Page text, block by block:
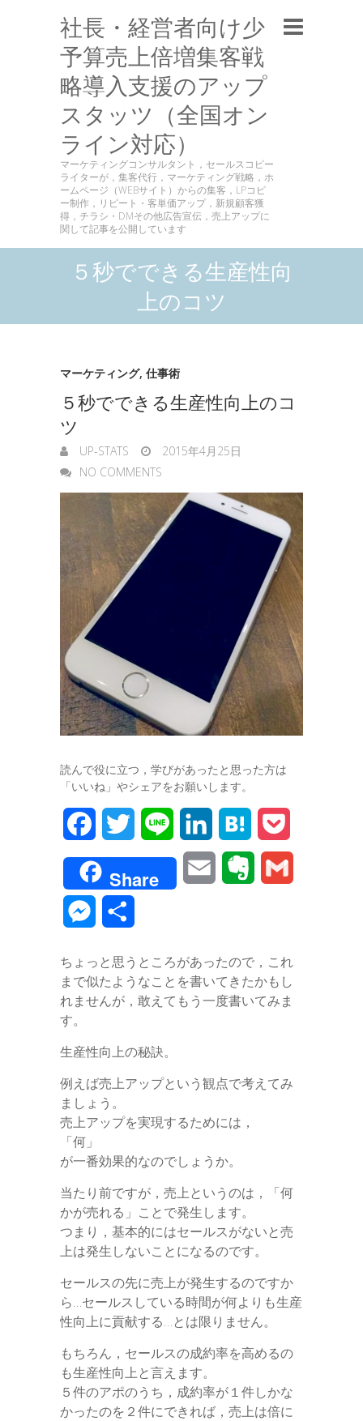
社長・経営者向け少
予算売上倍増集客戦
略導入支援のアップ
スタッツ（全国オン
ライン対応）
マーケティングコンサルタント，セールスコピー
ライターが，集客代行，マーケティング戦略，ホ
ームページ（WEBサイト）からの集客，LPコピ
ー制作，リピート・客単価アップ，新規顧客獲
得，チラシ・DMその他広告宣伝，売上アップに
関して記事を公開しています
５秒でできる生産性向
上のコツ
マーケティング, 仕事術
５秒でできる生産性向上のコ
ツ
UP-STATS
2015年4月25日
NO COMMENTS
読んで役に立つ，学びがあったと思った方は
「いいね」やシェアをお願いします。
a
c
e
b
o
k
w
i
e
i
n
i
n
e
d
a
t
n
a
o
c
t
Share
i
l
n
e
s
s
n
g
r
ちょっと思うところがあったので，これ
まで似たようなことを書いてきたかもし
れませんが，敢えてもう一度書いてみま
す。
生産性向上の秘訣。
例えば売上アップという観点で考えてみ
ましょう。
売上アップを実現するためには，
「何」
が一番効果的なのでしょうか。
当たり前ですが，売上というのは，「何
かが売れる」ことで発生します。
つまり，基本的にはセールスがないと売
上は発生しないことになるのです。
セールスの先に売上が発生するのですか
ら…セールスしている時間が何よりも生産
性向上に貢献する…とは限りません。
もちろん，セールスの成約率を高めるの
も生産性向上と言えます。
５件のアポのうち，成約率が１件しかな
かったのを２件にできれば，売上は倍に